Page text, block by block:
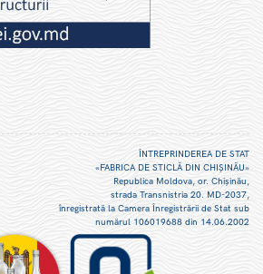
ÎNTREPRINDEREA DE STAT
«FABRICA DE STICLĂ DIN CHIŞINĂU»
Republica Moldova, or. Chişinău,
strada Transnistria 20. MD-2037,
înregistrată la Camera Înregistrării de Stat sub
numărul 106019688 din 14.06.2002